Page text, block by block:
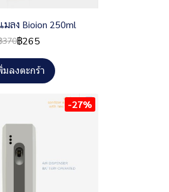
มลง Bioion 250ml
370฿265
มลงตะกร้า
-27%